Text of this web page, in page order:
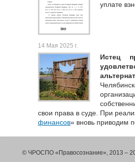
уплате
14 Мая 2025 г.
Истец
свои права в суде. При
финансов» вновь приводим
© ЧРОСПО «Правосознание», 2013 –